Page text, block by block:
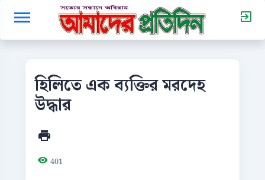
হিলিতে এক ব্যক্তির মরদেহ
উদ্ধার
401